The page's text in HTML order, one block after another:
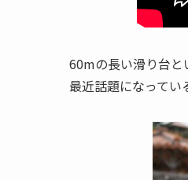
60mの長い滑り台と
最近話題になってい